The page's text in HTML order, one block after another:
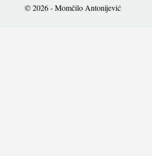
© 2026 - Momčilo Antonijević